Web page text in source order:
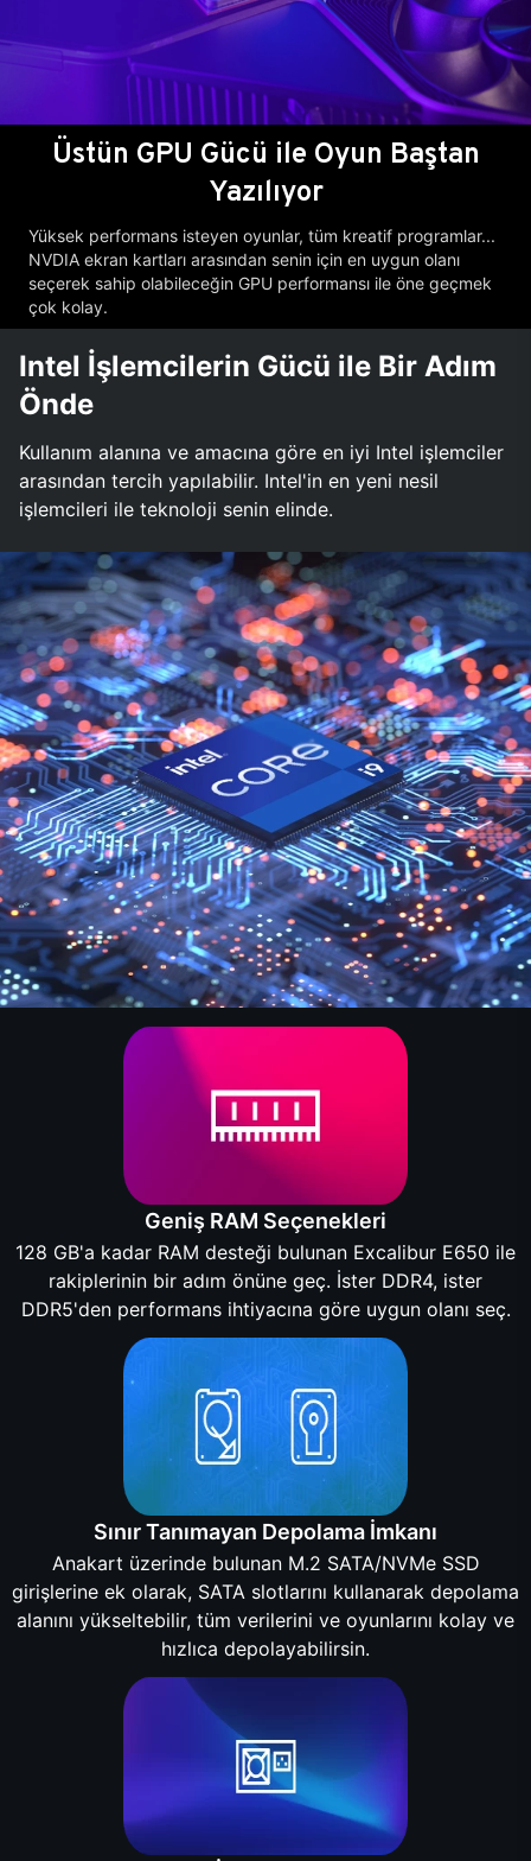
Üstün GPU Gücü ile Oyun Baştan
Yazılıyor
Yüksek performans isteyen oyunlar, tüm kreatif programlar...
NVDIA ekran kartları arasından senin için en uygun olanı
seçerek sahip olabileceğin GPU performansı ile öne geçmek
çok kolay.
Intel İşlemcilerin Gücü ile Bir Adım
Önde
Kullanım alanına ve amacına göre en iyi Intel işlemciler
arasından tercih yapılabilir. Intel'in en yeni nesil
işlemcileri ile teknoloji senin elinde.
Geniş RAM Seçenekleri
128 GB'a kadar RAM desteği bulunan Excalibur E650 ile
rakiplerinin bir adım önüne geç. İster DDR4, ister
DDR5'den performans ihtiyacına göre uygun olanı seç.
Sınır Tanımayan Depolama İmkanı
Anakart üzerinde bulunan M.2 SATA/NVMe SSD
girişlerine ek olarak, SATA slotlarını kullanarak depolama
alanını yükseltebilir, tüm verilerini ve oyunlarını kolay ve
hızlıca depolayabilirsin.